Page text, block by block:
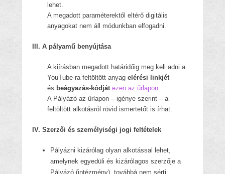
lehet.
A megadott paraméterektől eltérő digitális
anyagokat nem áll módunkban elfogadni.
III. A pályamű benyújtása
A kiírásban megadott határidőig meg kell adni a
YouTube-ra feltöltött anyag elérési linkjét
és beágyazás-kódját ezen az űrlapon.
A Pályázó az űrlapon – igénye szerint – a
feltöltött alkotásról rövid ismertetőt is írhat.
IV. Szerzői és személyiségi jogi feltételek
Pályázni kizárólag olyan alkotással lehet,
amelynek egyedüli és kizárólagos szerzője a
Pályázó (intézmény), továbbá nem sérti